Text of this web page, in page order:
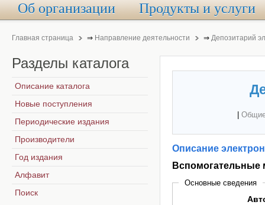
Об организации Продукты и услуги
Главная страница ⇒ Направление деятельности ⇒ Депозитарий
Описание
Вспомогательные
Основные сведения
Разделы каталога
Описание каталога
Новые поступления
Периодические издания
Производители
Год издания
Алфавит
Поиск